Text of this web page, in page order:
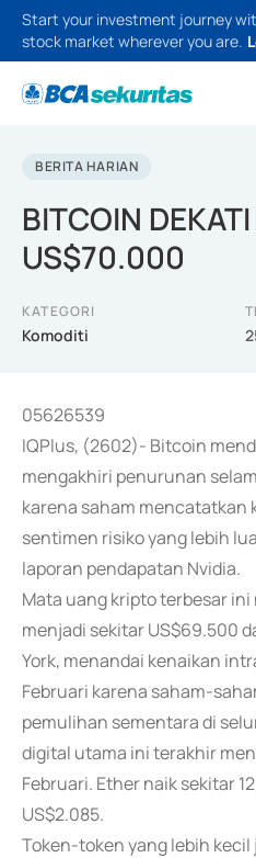
Start your investment journey
stock market wherever you are.
BERITA HARIAN
BITCOIN
US$70.000
KATEGORI
Komoditi
05626539
IQPlus, (2602)- Bitcoin
mengakhiri penurunan
karena saham mencatatkan
sentimen risiko yang lebih
laporan pendapatan Nvidia.
Mata uang kripto terbesar
menjadi sekitar US$69.500
York, menandai kenaikan
Februari karena saham-
pemulihan sementara di
digital utama ini terakhir
Februari. Ether naik sekitar
US$2.085.
Token-token yang lebih